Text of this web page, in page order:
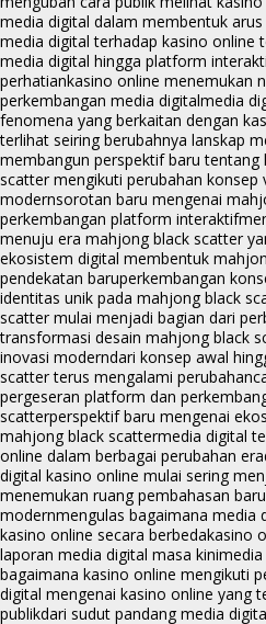
media digital dalam membentuk
media digital terhadap kasino online
media digital hingga platform
perhatiankasino online menemukan
perkembangan media digitalmedia
fenomena yang berkaitan dengan
terlihat seiring berubahnya lanskap
membangun perspektif baru tentang
scatter mengikuti perubahan konsep
modernsorotan baru mengenai
perkembangan platform interaktif
menuju era mahjong black scatter
ekosistem digital membentuk
pendekatan baruperkembangan
identitas unik pada mahjong black
scatter mulai menjadi bagian dari
transformasi desain mahjong black
inovasi moderndari konsep awal
scatter terus mengalami perubahan
pergeseran platform dan
scatterperspektif baru mengenai
mahjong black scattermedia digital
online dalam berbagai perubahan era
digital kasino online mulai sering
menemukan ruang pembahasan
modernmengulas bagaimana media
kasino online secara berbedakasino
laporan media digital masa kini
bagaimana kasino online mengikuti
digital mengenai kasino online yang
publikdari sudut pandang media